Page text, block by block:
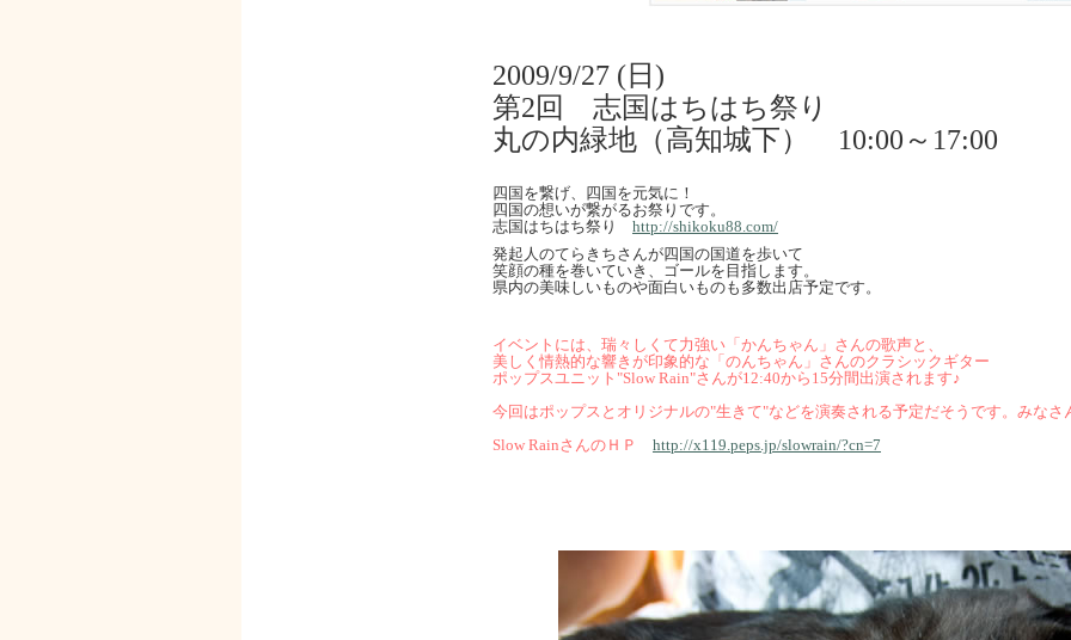
2009/9/27 (日)
第2回 志国はちはち祭り
丸の内緑地（高知城下） 10:00～17:00
四国を繋げ、四国を元気に！
四国の想いが繋がるお祭りです。
志国はちはち祭り http://shikoku88.com/
発起人のてらきちさんが四国の国道を歩いて
笑顔の種を巻いていき、ゴールを目指します。
県内の美味しいものや面白いものも多数出店予定です。
イベントには、瑞々しくて力強い「かんちゃん」さんの歌声と、
美しく情熱的な響きが印象的な「のんちゃん」さんのクラシックギター
ポップスユニット"Slow Rain"さんが12:40から15分間出演されます♪
今回はポップスとオリジナルの"生きて"などを演奏される予定だそうです。みなさ
Slow RainさんのＨＰ http://x119.peps.jp/slowrain/?cn=7